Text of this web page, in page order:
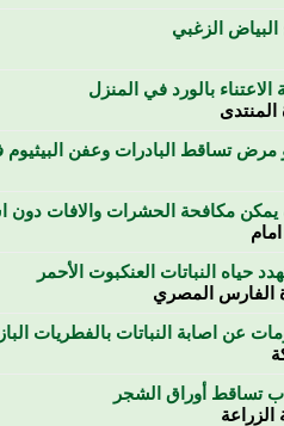
البياض الزغبي
الاعتناء بالورد في المنزل
المنتدى
مرض تساقط البادرات وعفن البيثيوم
مكافحة الحشرات والافات دون
حياه النباتات العنكبوت الأحمر
الفارس المصري
عن اصابة النباتات بالفطريات
تساقط أوراق الشجر
الزراعة